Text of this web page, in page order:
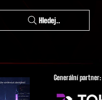
Hledej..
Generální partner: